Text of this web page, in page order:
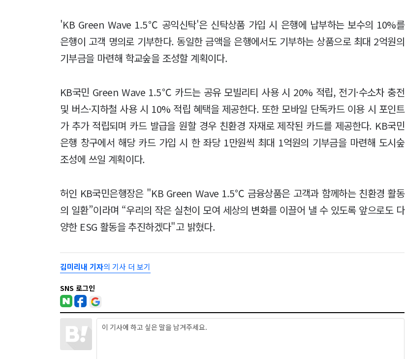
'KB Green Wave 1.5℃ 공익신탁'은 신탁상품 가입 시 은행에 납부하는 보수의 10%를
은행이 고객 명의로 기부한다. 동일한 금액을 은행에서도 기부하는 상품으로 최대 2억원의
기부금을 마련해 학교숲을 조성할 계획이다.
KB국민 Green Wave 1.5℃ 카드는 공유 모빌리티 사용 시 20% 적립, 전기·수소차 충전
및 버스·지하철 사용 시 10% 적립 혜택을 제공한다. 또한 모바일 단독카드 이용 시 포인트
가 추가 적립되며 카드 발급을 원할 경우 친환경 자재로 제작된 카드를 제공한다. KB국민
은행 창구에서 해당 카드 가입 시 한 좌당 1만원씩 최대 1억원의 기부금을 마련해 도시숲
조성에 쓰일 계획이다.
허인 KB국민은행장은 "KB Green Wave 1.5℃ 금융상품은 고객과 함께하는 친환경 활동
의 일환”이라며 “우리의 작은 실천이 모여 세상의 변화를 이끌어 낼 수 있도록 앞으로도 다
양한 ESG 활동을 추진하겠다"고 밝혔다.
김미리내 기자의 기사 더 보기
SNS 로그인